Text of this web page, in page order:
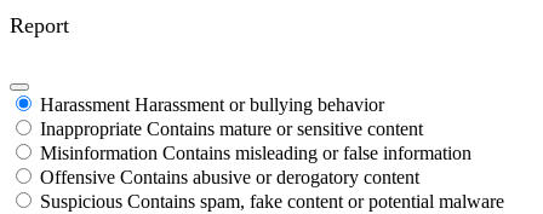
Report
Harassment Harassment or bullying behavior
Inappropriate Contains mature or sensitive content
Misinformation Contains misleading or false information
Offensive Contains abusive or derogatory content
Suspicious Contains spam, fake content or potential malware